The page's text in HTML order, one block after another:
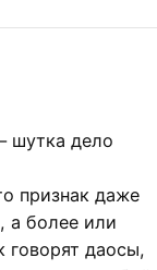
шутка дело
признак даже
а более или
говорят даосы,